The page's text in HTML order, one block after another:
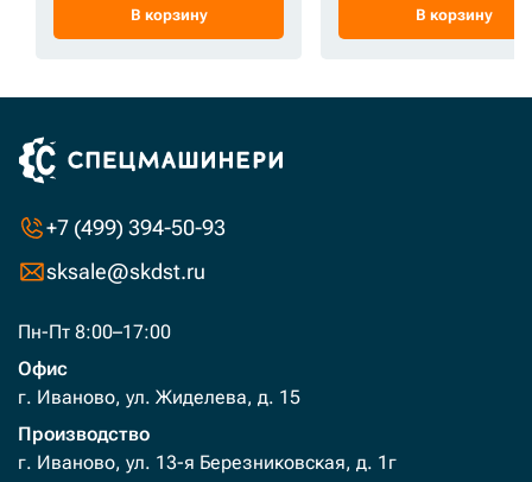
В корзину В корзину
+7 (499) 394-50-93
sksale@skdst.ru
Пн-Пт 8:00–17:00
Офис
г. Иваново, ул. Жиделева, д. 15
Производство
г. Иваново, ул. 13-я Березниковская, д. 1г